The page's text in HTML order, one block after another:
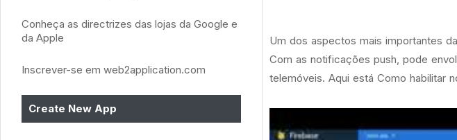
Conheça as directrizes das lojas da Google e
da Apple
Inscrever-se em web2application.com
Create New App
Um dos aspectos mais importantes
Com asnotificações push, pode
telemóveis. Aqui está Como habilitar